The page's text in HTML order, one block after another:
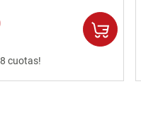
cuotas!